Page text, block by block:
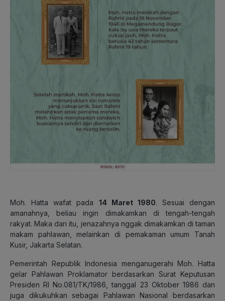
Moh. Hatta wafat pada 14 Maret 1980. Sesuai dengan
amanahnya, beliau ingin dimakamkan di tengah-tengah
rakyat. Maka dari itu, jenazahnya nggak dimakamkan di taman
makam pahlawan, melainkan di pemakaman umum Tanah
Kusir, Jakarta Selatan.
Pemerintah Republik Indonesia menganugerahi Moh. Hatta
gelar Pahlawan Proklamator berdasarkan Surat Keputusan
Presiden RI No.081/TK/1986, tanggal 23 Oktober 1986 dan
juga dikukuhkan sebagai Pahlawan Nasional berdasarkan